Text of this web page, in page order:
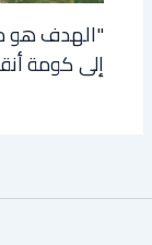
"الهدف هو
إلى كومة